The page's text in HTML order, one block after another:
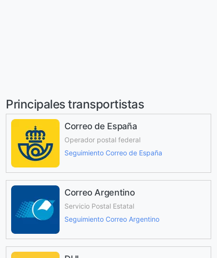
Principales transportistas
Correo de España
Operador postal federal
Seguimiento Correo de España
Correo Argentino
Servicio Postal Estatal
Seguimiento Correo Argentino